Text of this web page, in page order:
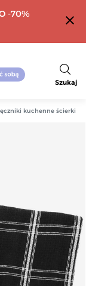
-70%
close
Szukaj
kuchenne ścierki